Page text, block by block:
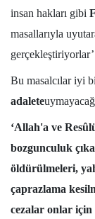
insan hakları gibi
masallarıyla
gerçekleştiriyorlar’
Bu masalcılar iyi
adalete
‘Allah'a ve
bozgunculuk
öldürülmeleri,
çaprazlama
cezalar onlar